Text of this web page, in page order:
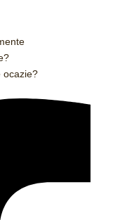
ocazie?